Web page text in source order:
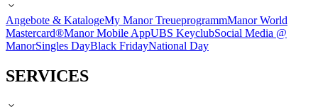
Angebote & KatalogeMy Manor TreueprogrammManor World
Mastercard®Manor Mobile AppUBS KeyclubSocial Media @
ManorSingles DayBlack FridayNational Day
SERVICES